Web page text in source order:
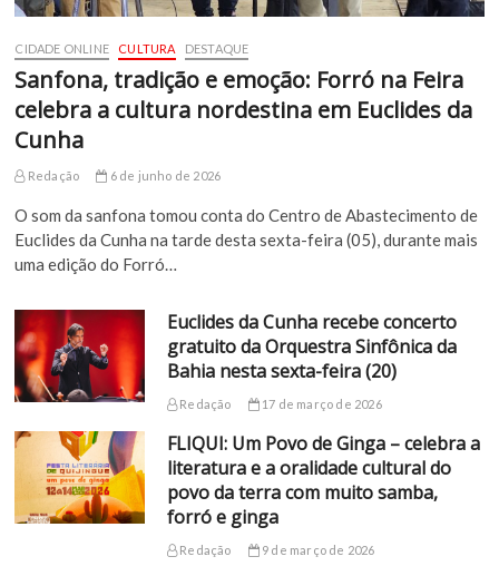
CIDADE ONLINE CULTURA DESTAQUE
Sanfona, tradição e emoção: Forró na Feira
celebra a cultura nordestina em Euclides da
Cunha
Redação 6 de junho de 2026
O som da sanfona tomou conta do Centro de Abastecimento de
Euclides da Cunha na tarde desta sexta-feira (05), durante mais
uma edição do Forró…
Euclides da Cunha recebe concerto
gratuito da Orquestra Sinfônica da
Bahia nesta sexta-feira (20)
Redação 17 de março de 2026
FLIQUI: Um Povo de Ginga – celebra a
literatura e a oralidade cultural do
povo da terra com muito samba,
forró e ginga
Redação 9 de março de 2026